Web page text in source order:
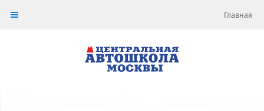
Главная